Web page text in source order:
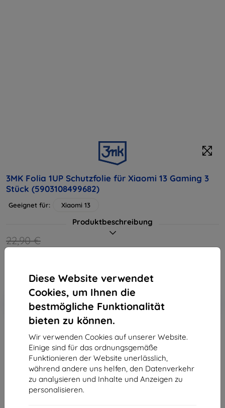
Diese Website verwendet
Cookies, um Ihnen die
bestmögliche Funktionalität
bieten zu können.
Wir verwenden Cookies auf unserer Website.
Einige sind für das ordnungsgemäße
Funktionieren der Website unerlässlich,
während andere uns helfen, den Datenverkehr
zu analysieren und Inhalte und Anzeigen zu
personalisieren.
3MK Folia 1UP Schutzfolie für Xiaomi 13 Gaming 3
Stück (5903108499682)
Geeignet für: Xiaomi 13
Produktbeschreibung
22,90 €
10,71 €
ohne MWSt 9,00 €
-10%
Rabatt mit Gutschein
EXTRA10
Warenkorb
Letztes Stück auf Lager
-
In den Warenkorb